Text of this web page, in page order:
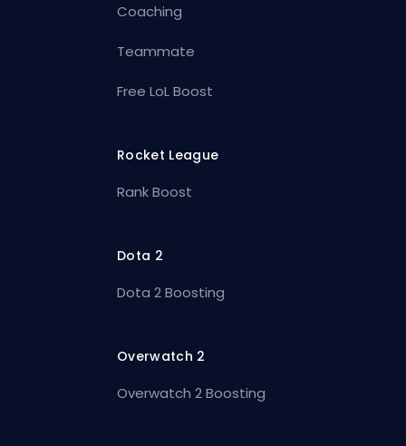
Coaching
Teammate
Free LoL Boost
Rocket League
Rank Boost
Dota 2
Dota 2 Boosting
Overwatch 2
Overwatch 2 Boosting